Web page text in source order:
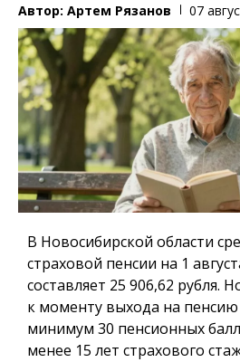
Автор: Артем Рязанов 07
В Новосибирской области
страховой пенсии на 1
составляет 25 906,62 рубля.
к моменту выхода на
минимум 30 пенсионных
менее 15 лет страхового